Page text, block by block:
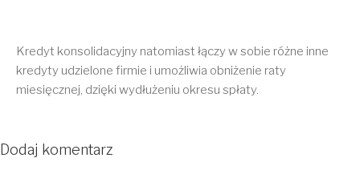
Kredyt konsolidacyjny natomiast łączy w sobie różne inne
kredyty udzielone firmie i umożliwia obniżenie raty
miesięcznej, dzięki wydłużeniu okresu spłaty.
Dodaj komentarz